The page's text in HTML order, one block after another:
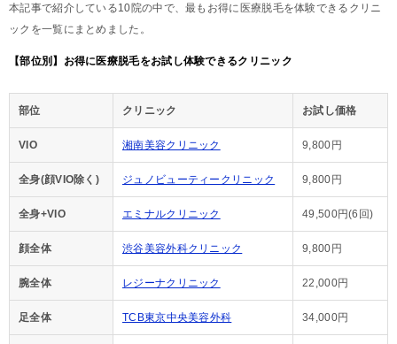
本記事で紹介している10院の中で、最もお得に医療脱毛を体験できるクリニ
ックを一覧にまとめました。
【部位別】お得に医療脱毛をお試し体験できるクリニック
部位 クリニック お試し価格
VIO 湘南美容クリニック 9,800円
全身(顔VIO除く) ジュノビューティークリニック 9,800円
全身+VIO エミナルクリニック 49,500円(6回)
顔全体 渋谷美容外科クリニック 9,800円
腕全体 レジーナクリニック 22,000円
足全体 TCB東京中央美容外科 34,000円